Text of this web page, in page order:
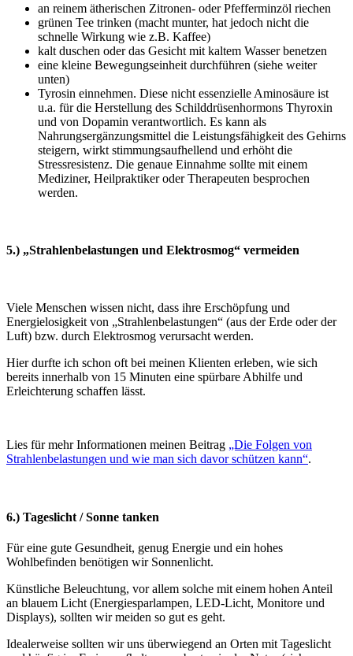
an reinem ätherischen Zitronen- oder Pfefferminzöl riechen
grünen Tee trinken (macht munter, hat jedoch nicht die
schnelle Wirkung wie z.B. Kaffee)
kalt duschen oder das Gesicht mit kaltem Wasser benetzen
eine kleine Bewegungseinheit durchführen (siehe weiter
unten)
Tyrosin einnehmen. Diese nicht essenzielle Aminosäure ist
u.a. für die Herstellung des Schilddrüsenhormons Thyroxin
und von Dopamin verantwortlich. Es kann als
Nahrungsergänzungsmittel die Leistungsfähigkeit des Gehirns
steigern, wirkt stimmungsaufhellend und erhöht die
Stressresistenz. Die genaue Einnahme sollte mit einem
Mediziner, Heilpraktiker oder Therapeuten besprochen
werden.
5.) „Strahlenbelastungen und Elektrosmog“ vermeiden
Viele Menschen wissen nicht, dass ihre Erschöpfung und
Energielosigkeit von „Strahlenbelastungen“ (aus der Erde oder der
Luft) bzw. durch Elektrosmog verursacht werden.
Hier durfte ich schon oft bei meinen Klienten erleben, wie sich
bereits innerhalb von 15 Minuten eine spürbare Abhilfe und
Erleichterung schaffen lässt.
Lies für mehr Informationen meinen Beitrag „Die Folgen von
Strahlenbelastungen und wie man sich davor schützen kann“.
6.) Tageslicht / Sonne tanken
Für eine gute Gesundheit, genug Energie und ein hohes
Wohlbefinden benötigen wir Sonnenlicht.
Künstliche Beleuchtung, vor allem solche mit einem hohen Anteil
an blauem Licht (Energiesparlampen, LED-Licht, Monitore und
Displays), sollten wir meiden so gut es geht.
Idealerweise sollten wir uns überwiegend an Orten mit Tageslicht